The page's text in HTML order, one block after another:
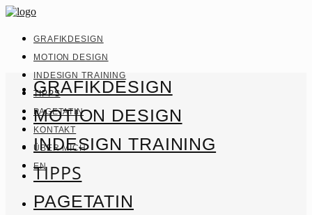
GRAFIKDESIGN
MOTION DESIGN
INDESIGN TRAINING
TIPPS
PAGETATIN
KONTAKT
ÜBER MICH
EN
GRAFIKDESIGN
MOTION DESIGN
INDESIGN TRAINING
TIPPS
PAGETATIN